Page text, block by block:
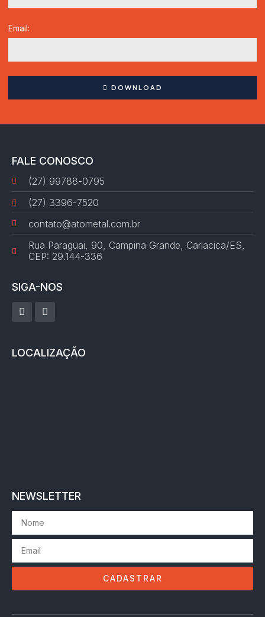
Email:
DOWNLOAD
FALE CONOSCO
(27) 99788-0795
(27) 3396-7520
contato@atometal.com.br
Rua Paraguai, 90, Campina Grande, Cariacica/ES,
CEP: 29.144-336
SIGA-NOS
LOCALIZAÇÃO
NEWSLETTER
CADASTRAR